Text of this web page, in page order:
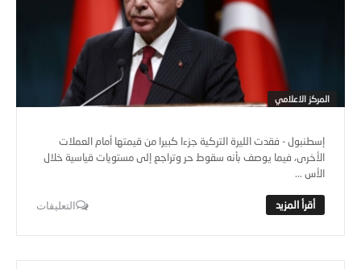
المركز الاعلامي
إسطنبول - فقدت الليرة التركية جزءا كبيرا من قيمتها أمام العملات
الأخرى، فيما يوصف بأنه سقوط حر وتراجع إلى مستويات قياسية خلال
الأس ...
التعليقات